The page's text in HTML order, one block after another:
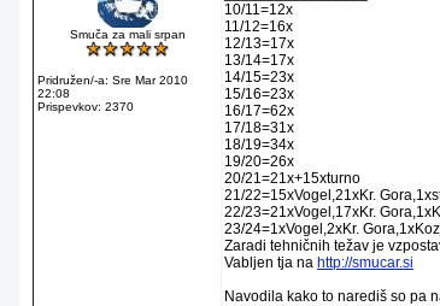
Smuča za mali srpan
Pridružen/-a: Sre Mar 2010
22:08
Prispevkov: 2370
10/11=12x
11/12=16x
12/13=17x
13/14=17x
14/15=23x
15/16=23x
16/17=62x
17/18=31x
18/19=34x
19/20=26x
20/21=21x+15xturno
21/22=15xVogel,21xKr.
22/23=21xVogel,17xKr.
23/24=1xVogel,2xKr.
Zaradi tehničnih težav je
Vabljen tja na http://smucar.si
Navodila kako to narediš so pa